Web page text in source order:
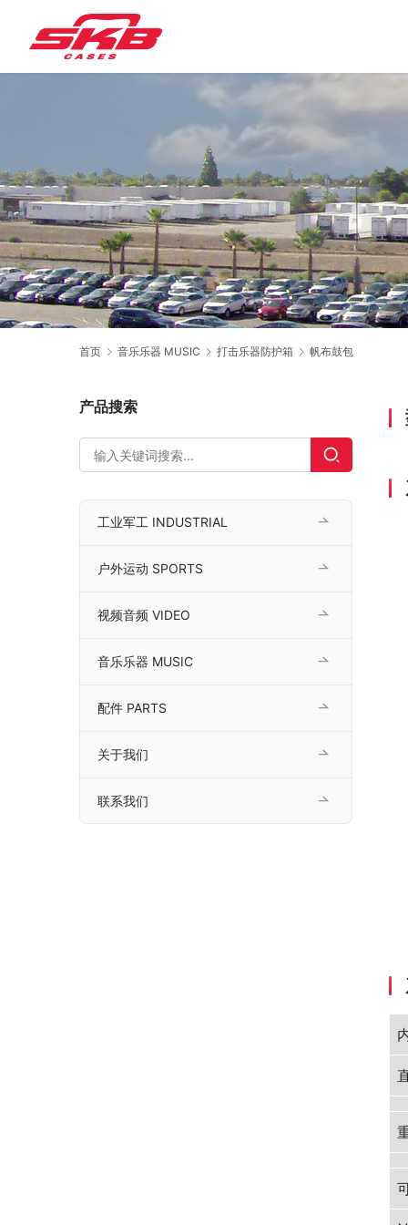
首页 音乐乐器 MUSIC 打击乐器防护箱 帆布鼓包
产品搜索
工业军工 INDUSTRIAL
户外运动 SPORTS
视频音频 VIDEO
音乐乐器 MUSIC
配件 PARTS
关于我们
联系我们